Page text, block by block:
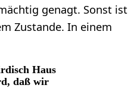
genagt. Sonst ist
Zustande. In einem
Haus
daß wir